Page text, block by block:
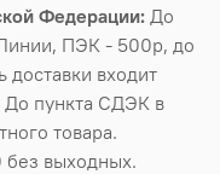
Федерации: До
ПЭК - 500р, до
доставки входит
До пункта СДЭК в
товара.
без выходных.